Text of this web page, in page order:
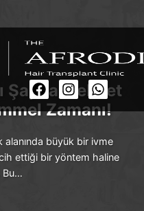
Şapka/Helmet
Zamanı!
alanında büyük bir ivme
ettiği bir yöntem haline
Bu…